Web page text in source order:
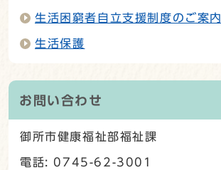
生活困窮者自立支援制度のご案内
生活保護
お問い合わせ
御所市健康福祉部福祉課
電話: 0745-62-3001